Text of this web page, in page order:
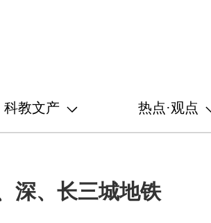
科教文产 热点·观点
深、长三城地铁